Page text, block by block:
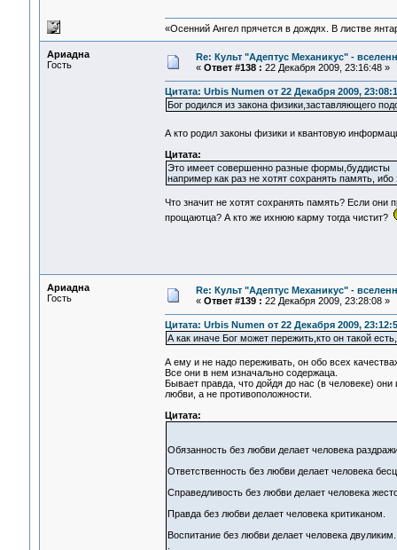
«Осенний Ангел прячется в дождях. В листве
Ариадна
Гость
Re: Культ "Адептус Механикус" -
« Ответ #138 : 22 Декабря 2009, 23:16:48 »
Цитата: Urbis Numen от 22 Декабря 2009,
Бог родился из закона физики,заставляющего
А кто родил законы физики и квантовую
Цитата:
Это имеет совершенно разные формы,буддисты
например как раз не хотят сохранять память,
Что значит не хотят сохранять память? Если
прощаютца? А кто же ихнюю карму тогда чистит?
Ариадна
Гость
Re: Культ "Адептус Механикус" -
« Ответ #139 : 22 Декабря 2009, 23:28:08 »
Цитата: Urbis Numen от 22 Декабря 2009,
А как иначе Бог может пережить,кто он такой
А ему и не надо переживать, он обо всех
Все они в нем изначально содержаца.
Бывает правда, что дойдя до нас (в человеке)
любви, а не противоположности.
Цитата:
Обязанность без любви делает человека
Ответственность без любви делает человека
Справедливость без любви делает человека
Правда без любви делает человека критиканом.
Воспитание без любви делает человека двуликим.